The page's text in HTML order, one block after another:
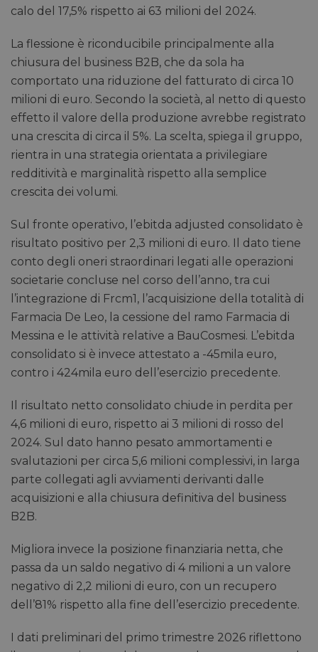
calo del 17,5% rispetto ai 63 milioni del 2024.
La flessione è riconducibile principalmente alla
chiusura del business B2B, che da sola ha
comportato una riduzione del fatturato di circa 10
milioni di euro. Secondo la società, al netto di questo
effetto il valore della produzione avrebbe registrato
una crescita di circa il 5%. La scelta, spiega il gruppo,
rientra in una strategia orientata a privilegiare
redditività e marginalità rispetto alla semplice
crescita dei volumi.
Sul fronte operativo, l’ebitda adjusted consolidato è
risultato positivo per 2,3 milioni di euro. Il dato tiene
conto degli oneri straordinari legati alle operazioni
societarie concluse nel corso dell’anno, tra cui
l’integrazione di Frcm1, l’acquisizione della totalità di
Farmacia De Leo, la cessione del ramo Farmacia di
Messina e le attività relative a BauCosmesi. L’ebitda
consolidato si è invece attestato a -45mila euro,
contro i 424mila euro dell’esercizio precedente.
Il risultato netto consolidato chiude in perdita per
4,6 milioni di euro, rispetto ai 3 milioni di rosso del
2024. Sul dato hanno pesato ammortamenti e
svalutazioni per circa 5,6 milioni complessivi, in larga
parte collegati agli avviamenti derivanti dalle
acquisizioni e alla chiusura definitiva del business
B2B.
Migliora invece la posizione finanziaria netta, che
passa da un saldo negativo di 4 milioni a un valore
negativo di 2,2 milioni di euro, con un recupero
dell’81% rispetto alla fine dell’esercizio precedente.
I dati preliminari del primo trimestre 2026 riflettono